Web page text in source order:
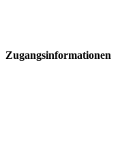
Zugangsinformationen